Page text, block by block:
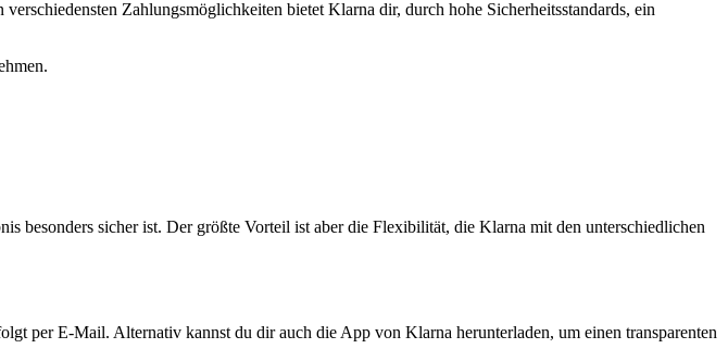
Zahlungsmöglichkeiten bietet Klarna dir, durch hohe Sicherheitsstandards, ein
besonders sicher ist. Der größte Vorteil ist aber die Flexibilität, die Klarna mit den unterschiedlichen
per E-Mail. Alternativ kannst du dir auch die App von Klarna herunterladen, um einen transparenten